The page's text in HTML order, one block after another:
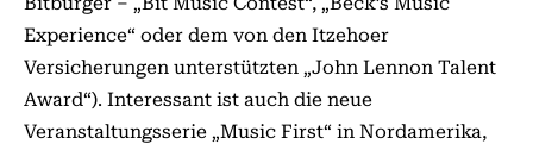
Experience“ oder dem von den Itzehoer
Versicherungen unterstützten „John Lennon Talent
Award“). Interessant ist auch die neue
Veranstaltungsserie „Music First“ in Nordamerika,